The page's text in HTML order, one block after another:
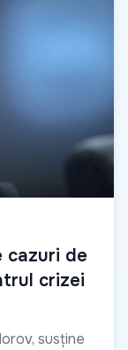
cazuri de
crizei
susține